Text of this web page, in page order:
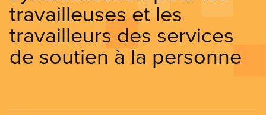
travailleuses et les
travailleurs des services
de soutien à la personne